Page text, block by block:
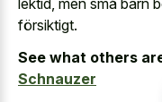
försiktigt.
See what others
Schnauzer